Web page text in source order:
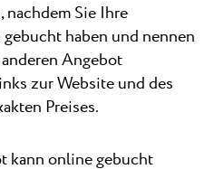
nachdem Sie Ihre
haben und nennen
Angebot
zur Website und des
Preises.
kann online gebucht